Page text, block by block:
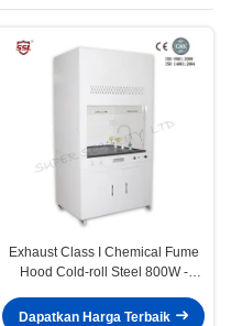
​Exhaust Class I Chemical Fume
Hood Cold-roll Steel 800W -
Dapatkan Harga Terbaik